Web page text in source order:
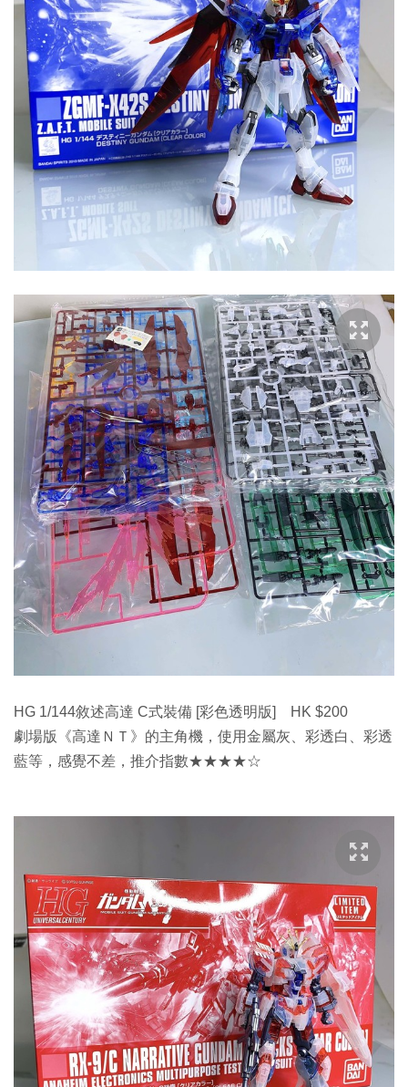
HG 1/144敘述高達 C式裝備 [彩色透明版] HK $200
劇場版《高達ＮＴ》的主角機，使用金屬灰、彩透白、彩透
藍等，感覺不差，推介指數★★★★☆